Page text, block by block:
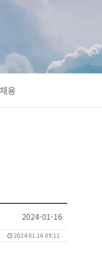
용
2024-01-16
2024.01.16 09:11